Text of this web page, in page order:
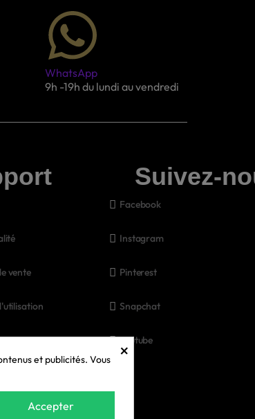
WhatsApp
9h -19h du lundi au vendredi
vente
Suivez-
Facebook
Instagram
Pinterest
Snapchat
Youtube
×
et publicités. Vous
Accepter